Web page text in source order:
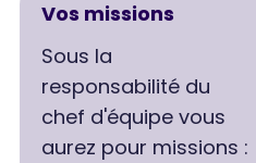
Vos missions
Sous la
responsabilité du
chef d'équipe vous
aurez pour missions :